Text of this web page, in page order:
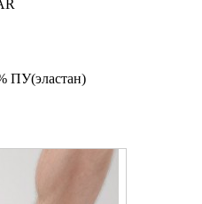
ПУ(эластан)